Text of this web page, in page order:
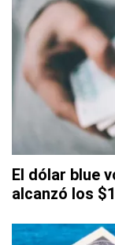
El dólar blue
alcanzó los